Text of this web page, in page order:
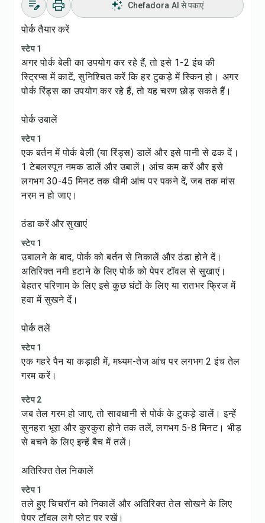
Chefadora AI से पकाएं
पोर्क तैयार करें
स्टेप 1
अगर पोर्क बेली का उपयोग कर रहे हैं, तो इसे 1-2 इंच की
स्ट्रिप्स में काटें, सुनिश्चित करें कि हर टुकड़े में स्किन हो। अगर
पोर्क रिंड्स का उपयोग कर रहे हैं, तो यह चरण छोड़ सकते हैं।
पोर्क उबालें
स्टेप 1
एक बर्तन में पोर्क बेली (या रिंड्स) डालें और इसे पानी से ढक दें।
1 टेबलस्पून नमक डालें और उबालें। आंच कम करें और इसे
लगभग 30-45 मिनट तक धीमी आंच पर पकने दें, जब तक मांस
नरम न हो जाए।
ठंडा करें और सुखाएं
स्टेप 1
उबालने के बाद, पोर्क को बर्तन से निकालें और ठंडा होने दें।
अतिरिक्त नमी हटाने के लिए पोर्क को पेपर टॉवल से सुखाएं।
बेहतर परिणाम के लिए इसे कुछ घंटों के लिए या रातभर फ्रिज में
हवा में सुखने दें।
पोर्क तलें
स्टेप 1
एक गहरे पैन या कड़ाही में, मध्यम-तेज आंच पर लगभग 2 इंच तेल
गरम करें।
स्टेप 2
जब तेल गरम हो जाए, तो सावधानी से पोर्क के टुकड़े डालें। इन्हें
सुनहरा भूरा और कुरकुरा होने तक तलें, लगभग 5-8 मिनट। भीड़
से बचने के लिए इन्हें बैच में तलें।
अतिरिक्त तेल निकालें
स्टेप 1
तले हुए चिचरॉन को निकालें और अतिरिक्त तेल सोखने के लिए
पेपर टॉवल लगे प्लेट पर रखें।